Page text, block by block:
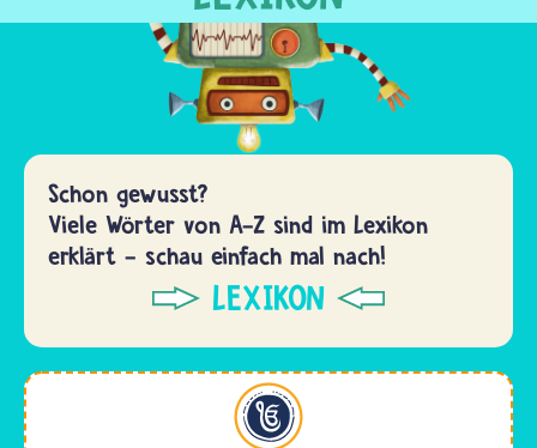
Schon gewusst?
Viele Wörter von A-Z sind im Lexikon
erklärt - schau einfach mal nach!
LEXIKON